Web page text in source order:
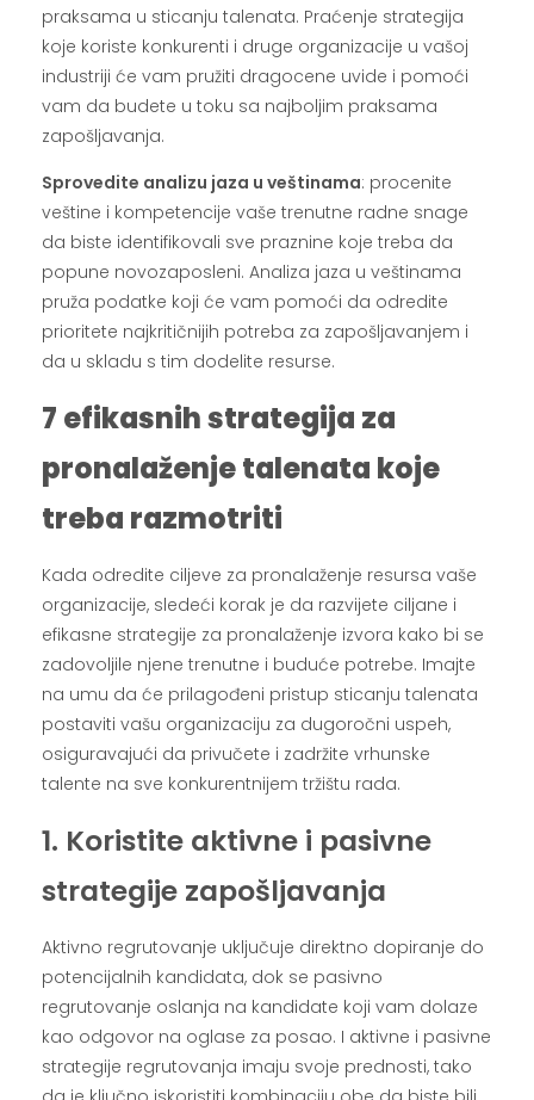
praksama u sticanju talenata. Praćenje strategija
koje koriste konkurenti i druge organizacije u vašoj
industriji će vam pružiti dragocene uvide i pomoći
vam da budete u toku sa najboljim praksama
zapošljavanja.
Sprovedite analizu jaza u veštinama: procenite
veštine i kompetencije vaše trenutne radne snage
da biste identifikovali sve praznine koje treba da
popune novozaposleni. Analiza jaza u veštinama
pruža podatke koji će vam pomoći da odredite
prioritete najkritičnijih potreba za zapošljavanjem i
da u skladu s tim dodelite resurse.
7 efikasnih strategija za
pronalaženje talenata koje
treba razmotriti
Kada odredite ciljeve za pronalaženje resursa vaše
organizacije, sledeći korak je da razvijete ciljane i
efikasne strategije za pronalaženje izvora kako bi se
zadovoljile njene trenutne i buduće potrebe. Imajte
na umu da će prilagođeni pristup sticanju talenata
postaviti vašu organizaciju za dugoročni uspeh,
osiguravajući da privučete i zadržite vrhunske
talente na sve konkurentnijem tržištu rada.
1. Koristite aktivne i pasivne
strategije zapošljavanja
Aktivno regrutovanje uključuje direktno dopiranje do
potencijalnih kandidata, dok se pasivno
regrutovanje oslanja na kandidate koji vam dolaze
kao odgovor na oglase za posao. I aktivne i pasivne
strategije regrutovanja imaju svoje prednosti, tako